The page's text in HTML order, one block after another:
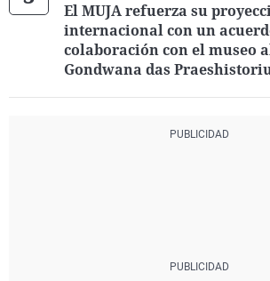
El MUJA refuerza su
internacional con un
colaboración con el museo
Gondwana das